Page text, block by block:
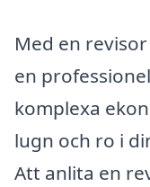
Med en
en
komplexa
lugn och ro i
Att anlita en